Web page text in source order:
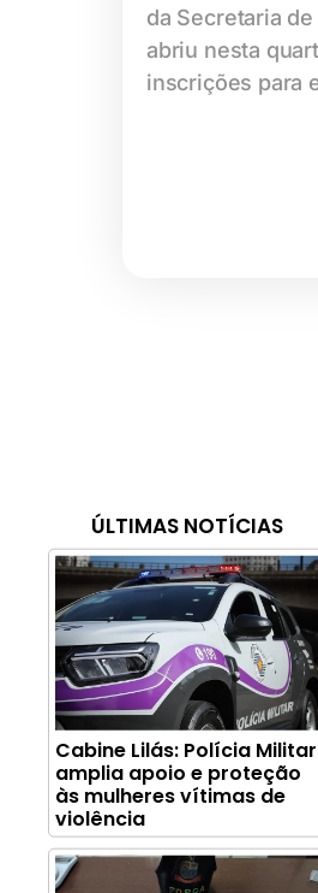
da Secretaria
abriu nesta
inscrições para
ÚLTIMAS NOTÍCIAS
Cabine Lilás: Polícia Militar
amplia apoio e proteção
às mulheres vítimas de
violência